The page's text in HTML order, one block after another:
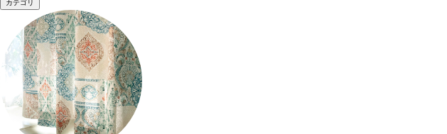
カテゴリ